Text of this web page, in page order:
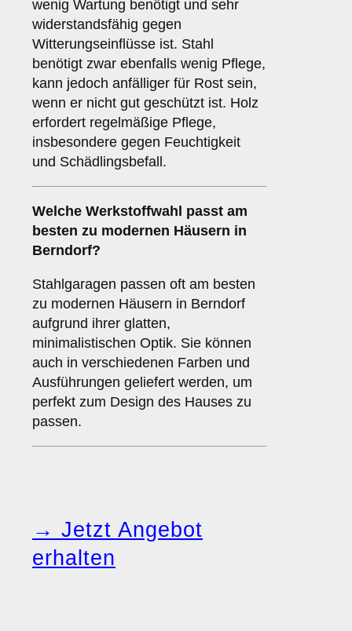
wenig Wartung benötigt und sehr
widerstandsfähig gegen
Witterungseinflüsse ist. Stahl
benötigt zwar ebenfalls wenig Pflege,
kann jedoch anfälliger für Rost sein,
wenn er nicht gut geschützt ist. Holz
erfordert regelmäßige Pflege,
insbesondere gegen Feuchtigkeit
und Schädlingsbefall.
Welche Werkstoffwahl passt am
besten zu modernen Häusern in
Berndorf?
Stahlgaragen passen oft am besten
zu modernen Häusern in Berndorf
aufgrund ihrer glatten,
minimalistischen Optik. Sie können
auch in verschiedenen Farben und
Ausführungen geliefert werden, um
perfekt zum Design des Hauses zu
passen.
→ Jetzt Angebot
erhalten